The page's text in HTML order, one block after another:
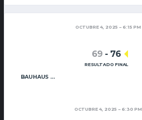
OCTUBRE 4, 2025 6:15 PM
BAUHAUS GODELLA
69 - 76
RESULTADO FINAL
OCTUBRE 4, 2025 6:30 PM